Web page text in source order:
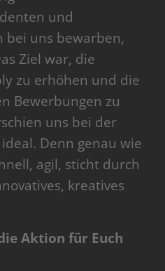
und
bei uns bewarben,
Ziel war, die
zu erhöhen und die
Bewerbungen zu
uns bei der
Denn genau wie
agil, sticht durch
kreatives
Aktion für Euch